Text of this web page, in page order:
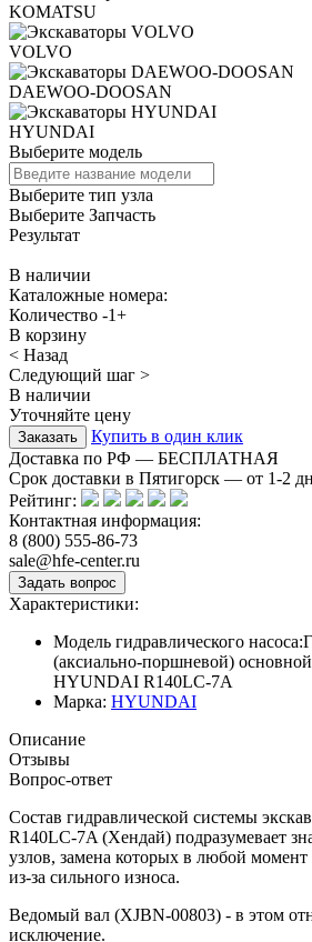
KOMATSU
VOLVO
DAEWOO-DOOSAN
HYUNDAI
Выберите модель
Выберите тип узла
Выберите Запчасть
Результат
В наличии
Каталожные номера:
Количество -1+
В корзину
< Назад
Следующий шаг >
В наличии
Уточняйте цену
Купить в один клик
Доставка по РФ — БЕСПЛАТНАЯ
Срок доставки в Пятигорск — от 1-2
Рейтинг:
Контактная информация:
8 (800) 555-86-73
sale@hfe-center.ru
Характеристики:
Модель гидравлического насоса:
(аксиально-поршневой)
HYUNDAI R140LC-7A
Марка: HYUNDAI
Описание
Отзывы
Вопрос-ответ
Состав гидравлической системы
R140LC-7A (Хендай) подразумевает
узлов, замена которых в любой момент
из-за сильного износа.
Ведомый вал (XJBN-00803) - в этом
исключение.